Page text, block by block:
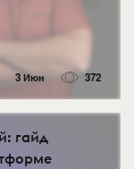
3 Июн 372
гайд